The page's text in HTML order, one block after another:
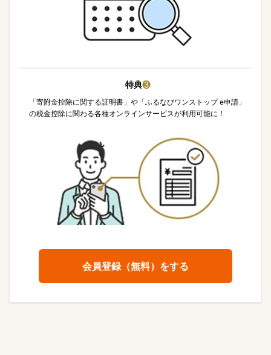
特典❸
「寄附金控除に関する証明書」や「ふるなびワンストップ e申請」
の税金控除に関わる各種オンラインサービスが利用可能に！
会員登録（無料）をする